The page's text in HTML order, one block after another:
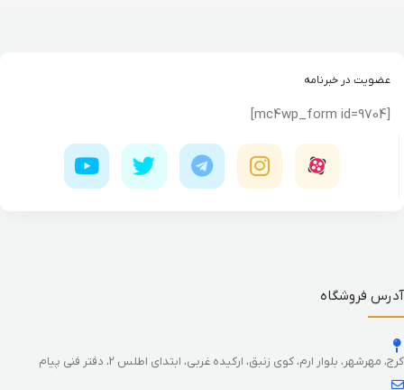
عضویت در خبرنامه
[mc4wp_form id=9704]
آدرس فروشگاه
کرج، مهرشهر، بلوار ارم، کوی زنبق، ارکیده غربی، ابتدای اطلس 2، دفتر فنی پیام